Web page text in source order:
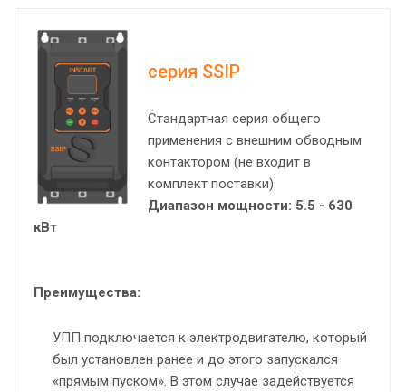
серия SSIP
Стандартная серия общего
применения с внешним обводным
контактором (не входит в
комплект поставки).
Диапазон мощности: 5.5 - 630
кВт
Преимущества:
УПП подключается к электродвигателю, который
был установлен ранее и до этого запускался
«прямым пуском». В этом случае задействуется